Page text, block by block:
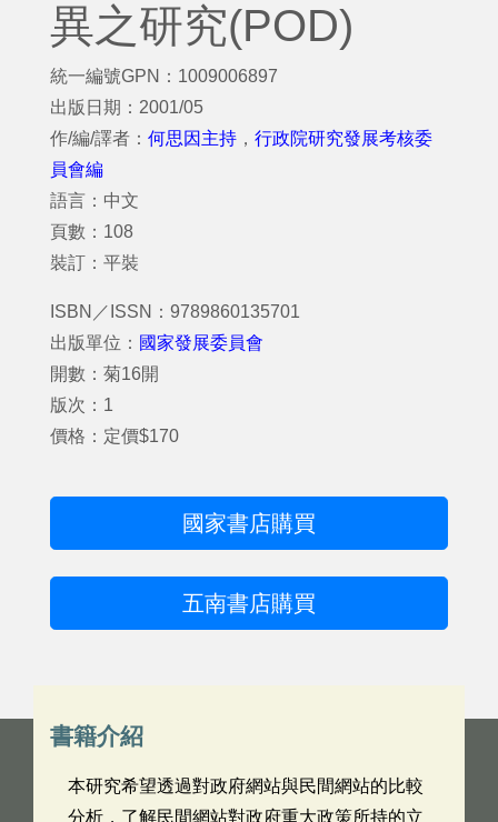
異之研究(POD)
統一編號GPN：1009006897
出版日期：2001/05
作/編/譯者： 何思因主持 ， 行政院研究發展考核委
員會編
語言：中文
頁數：108
裝訂：平裝
ISBN／ISSN：9789860135701
出版單位： 國家發展委員會
開數：菊16開
版次：1
價格：定價$170
國家書店購買
五南書店購買
書籍介紹
本研究希望透過對政府網站與民間網站的比較
分析，了解民間網站對政府重大政策所持的立